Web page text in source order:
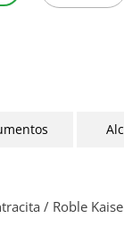
/ Roble